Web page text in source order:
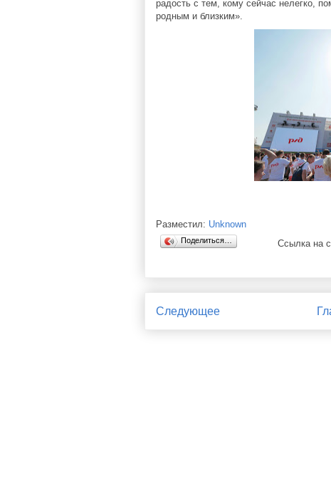
радость с тем, кому сейчас нелегко,
родным и близким».
Разместил: Unknown
Ссылка на
Поделиться…
Следующее